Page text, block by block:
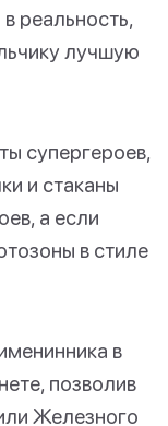
реальность,
лучшую
супергероев,
и стаканы
а если
в стиле
в
позволив
Железного